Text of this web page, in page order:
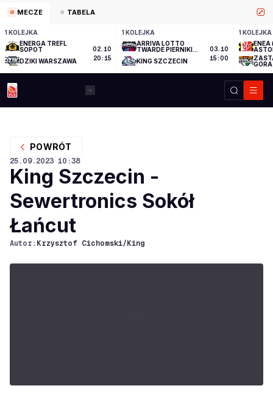
MECZE TABELA
1 KOLEJKA
ENERGA TREFL
SOPOT
DZIKI WARSZAWA
02.10
20:15
1 KOLEJKA
ARRIVA LOTTO
TWARDE PIERNIKI
KING SZCZECIN
03.10
15:00
1 KOLEJKA
ENEA
GÓRA
POWRÓT
25.09.2023 10:38
King Szczecin -
Sewertronics Sokół
Łańcut
Autor: Krzysztof Cichomski/King